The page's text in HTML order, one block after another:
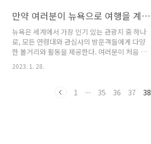
하고 맨해튼에는 광활한 센트럴 파크를 포함하여
놀라운 ..
니다. 그들은 자연과 조화를 이루며 살았으며 토
독특한 전통, 신념 및 관습을 포함한 복잡한 문화
유산을 가지고 있었으며 이를 기반으로 복잡한
사회를 구축했습니다. 네덜란드인이 1600년대
에 이 지역에 도착하면서 그들은 복잡한 문화를
다. 네덜란드인은 뉴 암스테르담의 작은 정착지
만약 여러분이 뉴욕으로 여행을 계획하고 있다면, 여러분이 놓치고 싶지 않을 꼭 가봐야 할 명소들이 있습니다.
뉴욕은 세계에서 가장 인기 있는 관광지 중 하나
로, 모든 연령대와 관심사의 방문객들에게 다양
한 볼거리와 활동을 제공한다. 여러분이 처음 방
문하는 사람이든 노련한 여행자이든, 여기 여러
분이 뉴욕을 여행할 때 꼭 방문해야 하는 상위 5
와 민주주의의 상징인 이 상징은 뉴욕시를 처음
2023. 1. 28.
1 ··· 35 36 37 38